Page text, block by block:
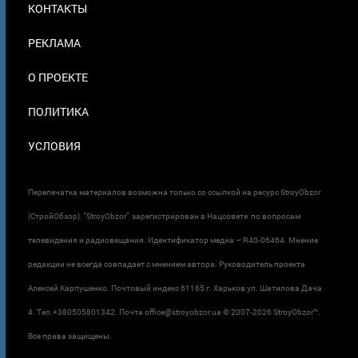
В
КОНТАКТЫ
РЕКЛАМА
О ПРОЕКТЕ
ПОЛИТИКА
УСЛОВИЯ
Перепечатка материалов возможна только со ссылкой на ресурс StroyObzor
(СтройОбзор). "StroyObzor" зарегистрирован в Нацсовете по вопросам
телевидения и радиовещания. Идентификатор медиа – R40-06464. Мнение
редакции не всегда совпадает с мнением автора. Руководитель проекта
Алексей Карпушенко. Почтовый индекс 61165 г. Харьков ул. Шатилова Дача
4. Тел.+380505801342. Почта office@stroyobzor.ua © 2007-2026 StroyObzor™.
Все права защищены.